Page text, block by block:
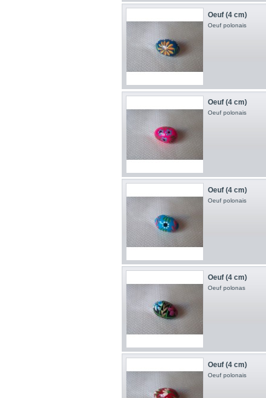
Oeuf (4 cm)
Oeuf polonais
Oeuf (4 cm)
Oeuf polonais
Oeuf (4 cm)
Oeuf polonais
Oeuf (4 cm)
Oeuf polonas
Oeuf (4 cm)
Oeuf polonais